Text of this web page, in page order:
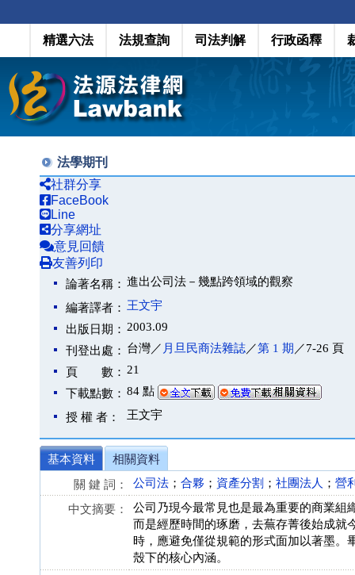
精選六法 法規查詢 司法判解 行政函釋
法學期刊
社群分享
FaceBook
Line
分享網址
意見回饋
友善列印
論著名稱： 進出公司法－幾點跨領域的觀察
編著譯者： 王文宇
出版日期： 2003.09
刊登出處： 台灣／ 月旦民商法雜誌／第 1 期 ／7-26 頁
頁 數： 21
下載點數： 84 點
授 權 者： 王文宇
基本資料
相關資料
關 鍵 詞：
公司法 ； 合夥 ； 資產分割 ； 社團法人 ； 營
中文摘要：
公司乃現今最常見也是最為重要的商業組
而是經歷時間的琢磨，去蕪存菁後始成就
時，應避免僅從規範的形式面加以著墨
殼下的核心內涵。